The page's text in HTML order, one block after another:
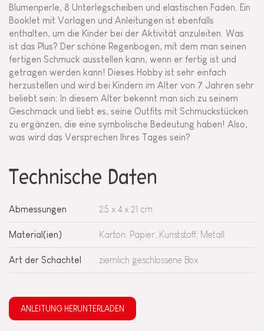
Blumenperle, 8 Unterlegscheiben und elastischen Faden. Ein
Booklet mit Vorlagen und Anleitungen ist ebenfalls
enthalten, um die Kinder bei der Aktivität anzuleiten. Was
ist das Plus? Der schöne Regenbogen, mit dem man seinen
fertigen Schmuck ausstellen kann, wenn er fertig ist und
getragen werden kann! Dieses Hobby ist sehr einfach
herzustellen und wird bei Kindern im Alter von 7 Jahren sehr
beliebt sein: In diesem Alter bekennt man sich zu seinem
Geschmack und liebt es, seine Outfits mit Schmuckstücken
zu ergänzen, die eine symbolische Bedeutung haben! Also,
was wird das Versprechen Ihres Tages sein?
Technische Daten
Abmessungen 25 x 4 x 21 cm
Material(ien) Karton, Papier, Kunststoff, Metall
Art der Schachtel ziemlich geschlossene Box
ANLEITUNG HERUNTERLADEN